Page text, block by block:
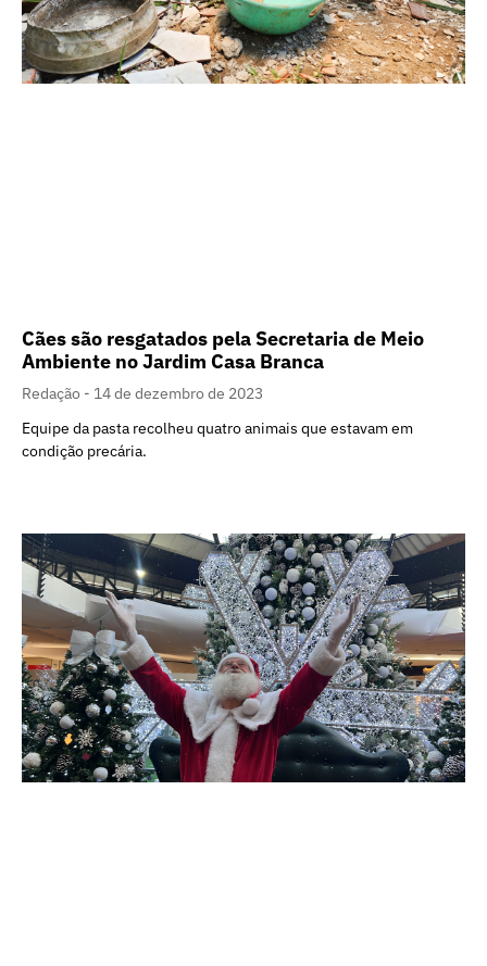
Cães são resgatados pela Secretaria de Meio
Ambiente no Jardim Casa Branca
Redação
14 de dezembro de 2023
Equipe da pasta recolheu quatro animais que estavam em
condição precária.